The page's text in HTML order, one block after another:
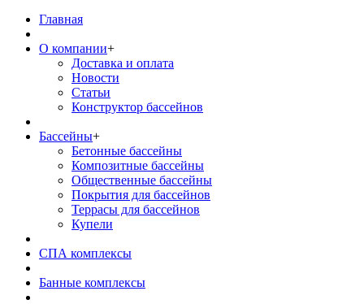
Главная
О компании+
Доставка и оплата
Новости
Статьи
Конструктор бассейнов
Бассейны+
Бетонные бассейны
Композитные бассейны
Общественные бассейны
Покрытия для бассейнов
Террасы для бассейнов
Купели
СПА комплексы
Банные комплексы